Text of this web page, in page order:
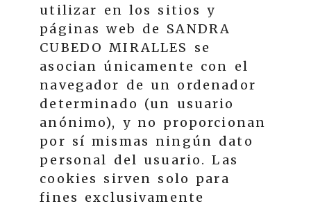
utilizar en los sitios y
páginas web de SANDRA
CUBEDO MIRALLES
se
asocian únicamente con el
navegador de un ordenador
determinado (un usuario
anónimo), y no proporcionan
por sí mismas ningún dato
personal del usuario. Las
cookies sirven solo para
fines exclusivamente